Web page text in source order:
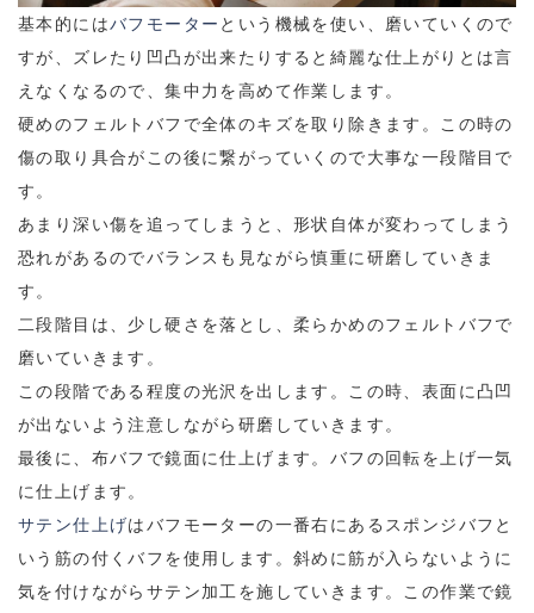
基本的にはバフモーター という機械を使い、磨いていくので
すが、ズレたり凹凸が出来たりすると綺麗な仕上がりとは言
えなくなるので、集中力を高めて作業します。
硬めのフェルトバフで全体のキズを取り除きます。この時の
傷の取り具合がこの後に繋がっていくので大事な一段階目で
す。
あまり深い傷を追ってしまうと、形状自体が変わってしまう
恐れがあるのでバランスも見ながら慎重に研磨していきま
す。
二段階目は、少し硬さを落とし、柔らかめのフェルトバフで
磨いていきます。
この段階である程度の光沢を出します。この時、表面に凸凹
が出ないよう注意しながら研磨していきます。
最後に、布バフで鏡面に仕上げます。バフの回転を上げ一気
に仕上げます。
サテン仕上げはバフモーターの一番右にあるスポンジバフと
いう筋の付くバフを使用します。斜めに筋が入らないように
気を付けながらサテン加工を施していきます。この作業で鏡